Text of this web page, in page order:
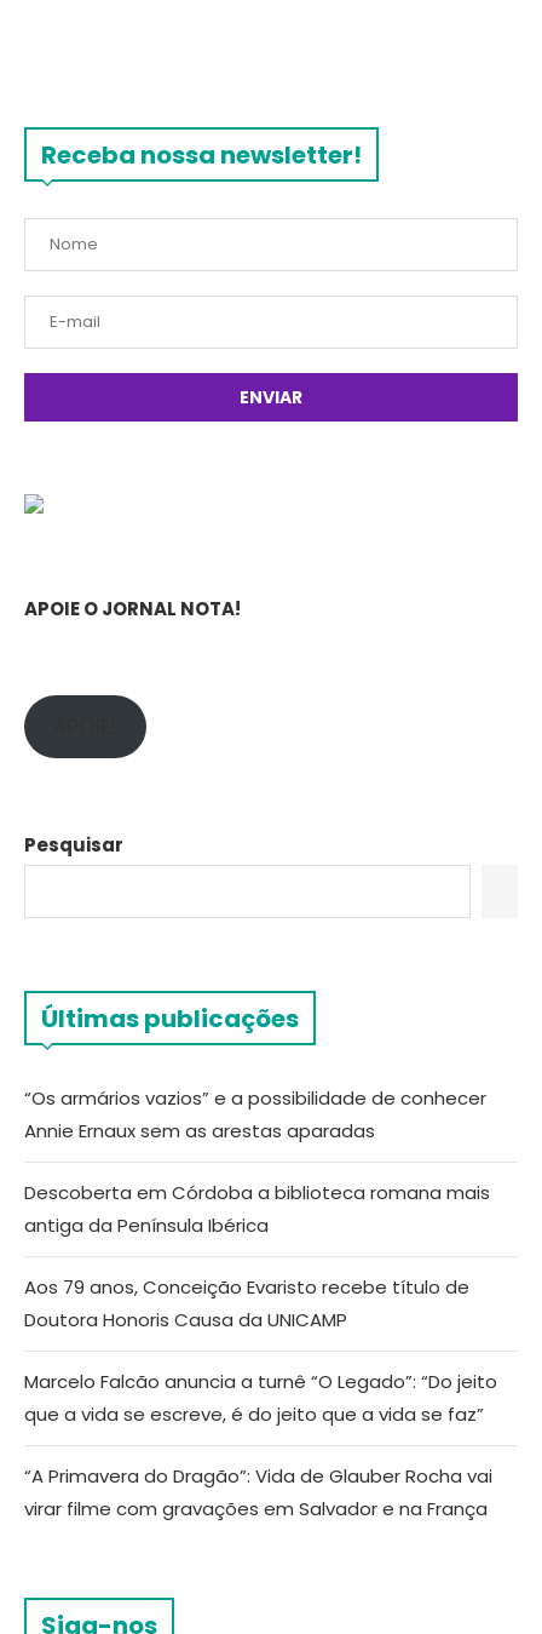
Receba nossa newsletter!
APOIE O JORNAL NOTA!
Pesquisar
Últimas publicações
“Os armários vazios” e a possibilidade de conhecer
Annie Ernaux sem as arestas aparadas
Descoberta em Córdoba a biblioteca romana mais
antiga da Península Ibérica
Aos 79 anos, Conceição Evaristo recebe título de
Doutora Honoris Causa da UNICAMP
Marcelo Falcão anuncia a turnê “O Legado”: “Do jeito
que a vida se escreve, é do jeito que a vida se faz”
“A Primavera do Dragão”: Vida de Glauber Rocha vai
virar filme com gravações em Salvador e na França
Siga-nos